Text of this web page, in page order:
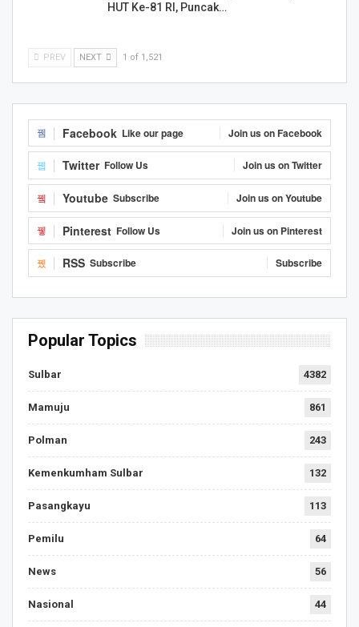
HUT Ke-81 RI, Puncak…
PREV NEXT 1 of 1,521
Facebook Like our page Join us on Facebook
Twitter Follow Us Join us on Twitter
Youtube Subscribe Join us on Youtube
Pinterest Follow Us Join us on Pinterest
RSS Subscribe Subscribe
Popular Topics
Sulbar 4382
Mamuju 861
Polman 243
Kemenkumham Sulbar 132
Pasangkayu 113
Pemilu 64
News 56
Nasional 44